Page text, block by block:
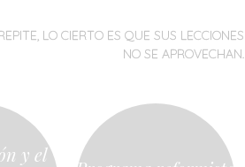
LO CIERTO ES QUE SUS LECCIONES
NO SE APROVECHAN.
y el